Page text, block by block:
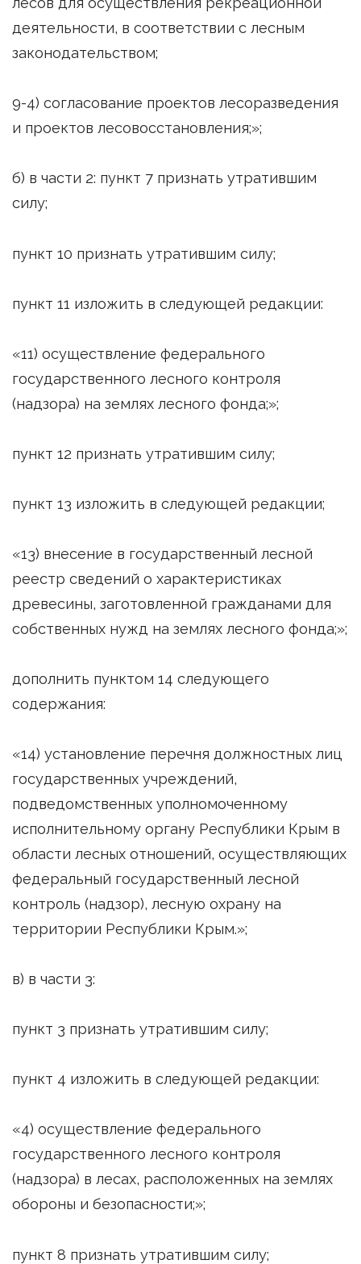
деятельности, в соответствии с лесным
законодательством;
9-4) согласование проектов лесоразведения
и проектов лесовосстановления;»;
б) в части 2: пункт 7 признать утратившим
силу;
пункт 10 признать утратившим силу;
пункт 11 изложить в следующей редакции:
«11) осуществление федерального
государственного лесного контроля
(надзора) на землях лесного фонда;»;
пункт 12 признать утратившим силу;
пункт 13 изложить в следующей редакции;
«13) внесение в государственный лесной
реестр сведений о характеристиках
древесины, заготовленной гражданами для
собственных нужд на землях лесного фонда;»;
дополнить пунктом 14 следующего
содержания:
«14) установление перечня должностных лиц
государственных учреждений,
подведомственных уполномоченному
исполнительному органу Республики Крым в
области лесных отношений, осуществляющих
федеральный государственный лесной
контроль (надзор), лесную охрану на
территории Республики Крым.»;
в) в части 3:
пункт 3 признать утратившим силу;
пункт 4 изложить в следующей редакции:
«4) осуществление федерального
государственного лесного контроля
(надзора) в лесах, расположенных на землях
обороны и безопасности;»;
пункт 8 признать утратившим силу;